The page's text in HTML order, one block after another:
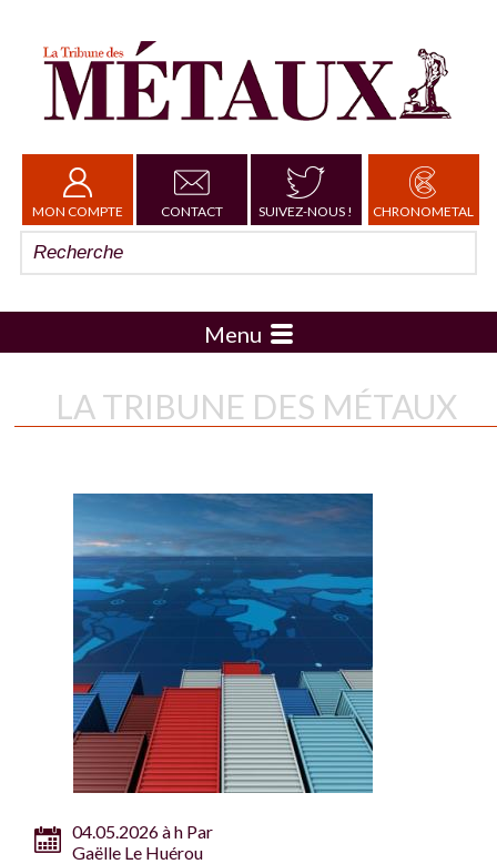
MON COMPTE CONTACT SUIVEZ-NOUS ! CHRONOMETAL
Menu
LA TRIBUNE DES MÉTAUX
04.05.2026 à h Par
Gaëlle Le Huérou